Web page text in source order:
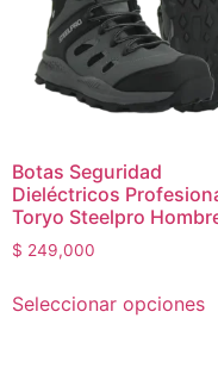
Botas Seguridad
Dieléctricos
Toryo Steelpro
$ 249,000
Seleccionar opciones